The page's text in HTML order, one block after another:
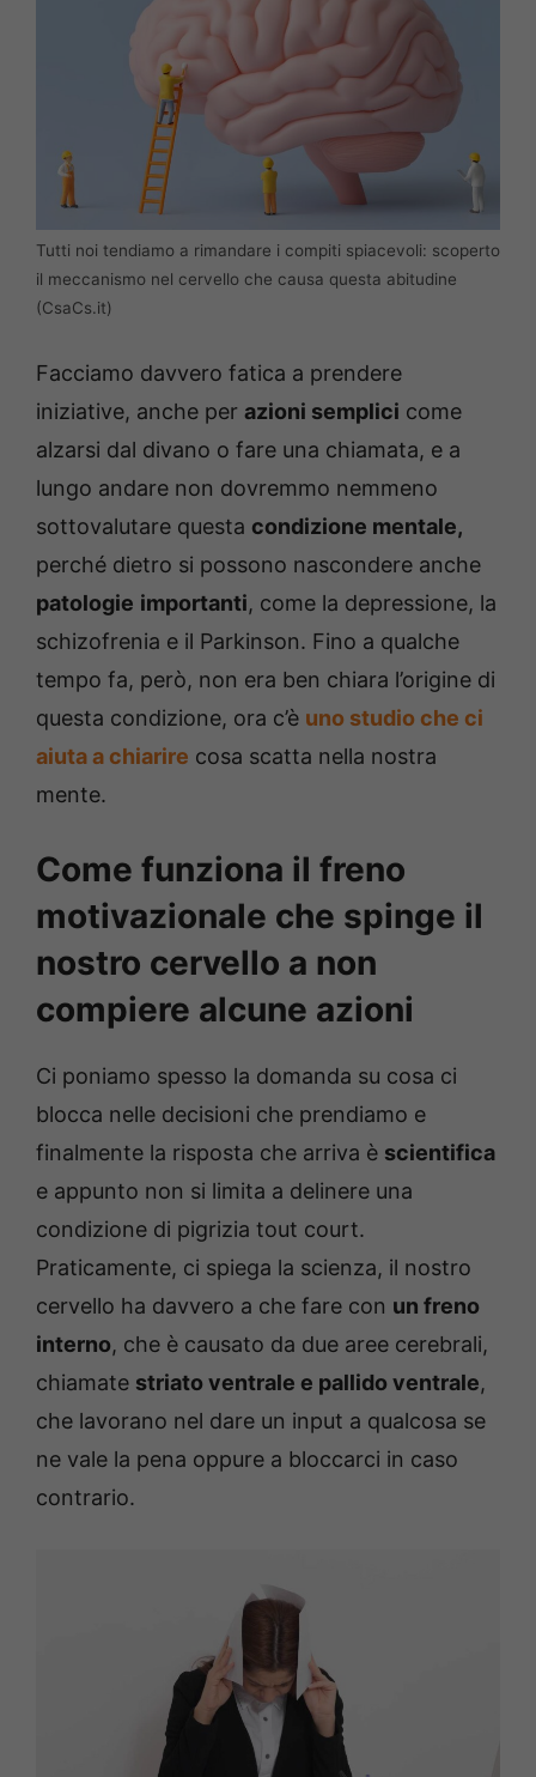
Tutti noi tendiamo a rimandare i compiti spiacevoli: scoperto
il meccanismo nel cervello che causa questa abitudine
(CsaCs.it)
Facciamo davvero fatica a prendere
iniziative, anche per azioni semplici come
alzarsi dal divano o fare una chiamata, e a
lungo andare non dovremmo nemmeno
sottovalutare questa condizione mentale,
perché dietro si possono nascondere anche
patologie importanti, come la depressione, la
schizofrenia e il Parkinson. Fino a qualche
tempo fa, però, non era ben chiara l’origine di
questa condizione, ora c’è uno studio che ci
aiuta a chiarire cosa scatta nella nostra
mente.
Come funziona il freno
motivazionale che spinge il
nostro cervello a non
compiere alcune azioni
Ci poniamo spesso la domanda su cosa ci
blocca nelle decisioni che prendiamo e
finalmente la risposta che arriva è scientifica
e appunto non si limita a delinere una
condizione di pigrizia tout court.
Praticamente, ci spiega la scienza, il nostro
cervello ha davvero a che fare con un freno
interno, che è causato da due aree cerebrali,
chiamate striato ventrale e pallido ventrale,
che lavorano nel dare un input a qualcosa se
ne vale la pena oppure a bloccarci in caso
contrario.